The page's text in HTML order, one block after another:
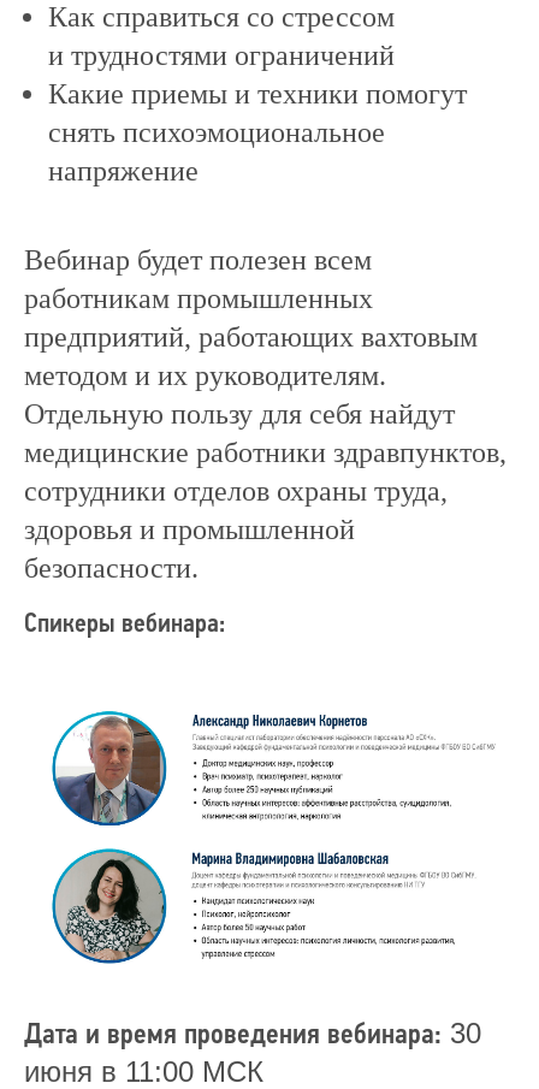
Как справиться со стрессом
и трудностями ограничений
Какие приемы и техники помогут
снять психоэмоциональное
напряжение
Вебинар будет полезен всем
работникам промышленных
предприятий, работающих вахтовым
методом и их руководителям.
Отдельную пользу для себя найдут
медицинские работники здравпунктов,
сотрудники отделов охраны труда,
здоровья и промышленной
безопасности.
Спикеры вебинара:
Дата и время проведения вебинара: 30
июня в 11:00 МСК
Политика в отношении обработки данных
Конференция Блог
ИНН:7017419794
Юридический адрес: 634050, Томская
обл., г. Томск, ул. Московский тракт, д. 23
ОГРН: 1177000100067
Об ассоциации